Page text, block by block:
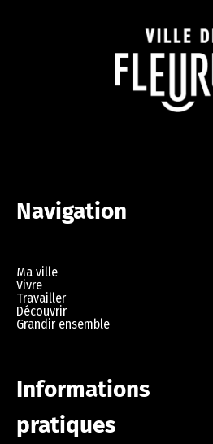
Navigation
Ma ville
Vivre
Travailler
Découvrir
Grandir ensemble
Informations
pratiques